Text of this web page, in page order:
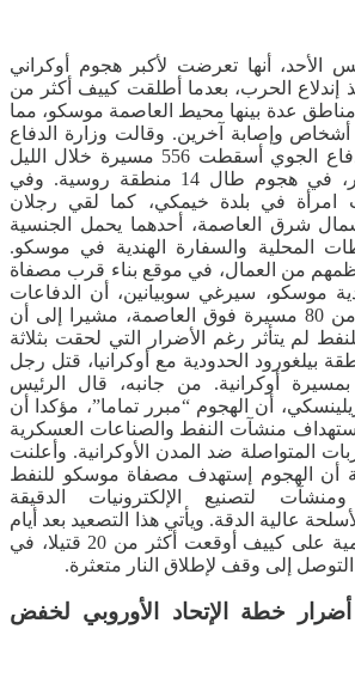
الأحد، أنها تعرضت لأكبر هجوم أوكراني
إندلاع الحرب، بعدما أطلقت كييف أكثر من
مناطق عدة بينها محيط العاصمة موسكو، مما
وإصابة آخرين. وقالت وزارة الدفاع
الروسية أن أنظمة الدفاع الجوي أسقطت 556 مسيرة خلال الليل
و30 أخرى خلال النهار، في هجوم طال 14 منطقة روسية. وفي
امرأة في بلدة خيمكي، كما لقي رجلان
شرق العاصمة، أحدهما يحمل الجنسية
المحلية والسفارة الهندية في موسكو.
معظمهم من العمال، في موقع بناء قرب مصفاة
موسكو، سيرغي سوبيانين، أن الدفاعات
الجوية إعترضت أكثر من 80 مسيرة فوق العاصمة، مشيرا إلى أن
لم يتأثر رغم الأضرار التي لحقت بثلاثة
بيلغورود الحدودية مع أوكرانيا، قتل رجل
أوكرانية. من جانبه، قال الرئيس
زيلينسكي، أن الهجوم “مبرر تماما”، مؤكدا أن
منشآت النفط والصناعات العسكرية
المتواصلة ضد المدن الأوكرانية. وأعلنت
أن الهجوم إستهدف مصفاة موسكو للنفط
لتصنيع الإلكترونيات الدقيقة
عالية الدقة. ويأتي هذا التصعيد بعد أيام
من هجمات روسية دامية على كييف أوقعت أكثر من 20 قتيلا، في
إلى وقف لإطلاق النار متعثرة.
أضرار خطة الإتحاد الأوروبي لخفض